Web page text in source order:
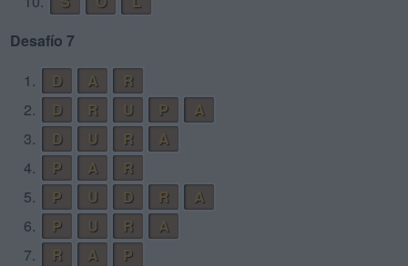
Desafío 7
1.
D A
R
2.
D R U P
A
3.
D U R
A
4.
P A
R
5.
P U D R
A
6.
P U R
A
7.
R A
P